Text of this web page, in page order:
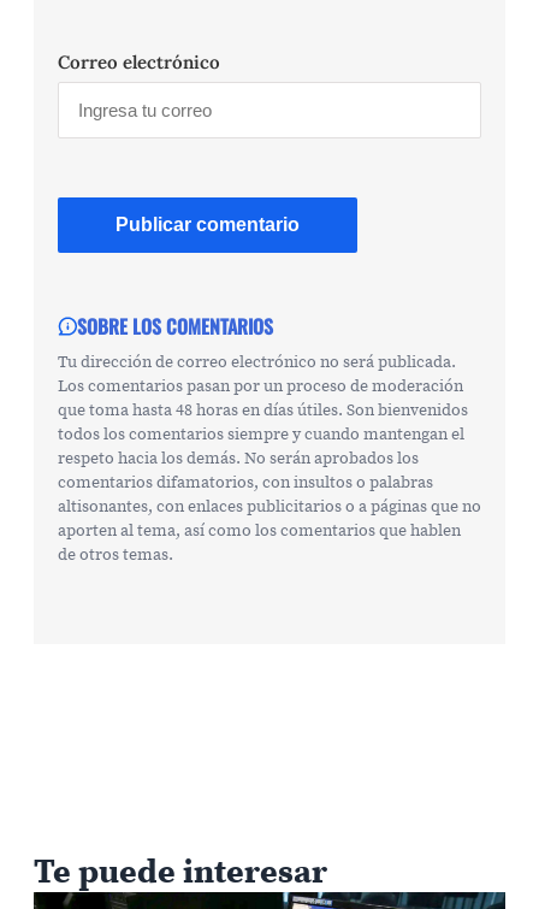
Correo electrónico
SOBRE LOS COMENTARIOS
Tu dirección de correo electrónico no será publicada.
Los comentarios pasan por un proceso de moderación
que toma hasta 48 horas en días útiles. Son bienvenidos
todos los comentarios siempre y cuando mantengan el
respeto hacia los demás. No serán aprobados los
comentarios difamatorios, con insultos o palabras
altisonantes, con enlaces publicitarios o a páginas que no
aporten al tema, así como los comentarios que hablen
de otros temas.
Te puede interesar